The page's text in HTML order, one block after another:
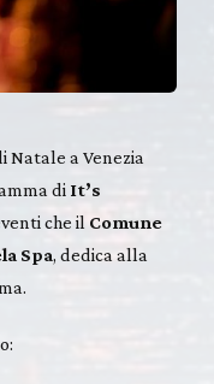
Natale a Venezia
di It’s
che il Comune
Spa, dedica alla